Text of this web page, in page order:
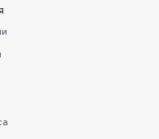
/ Класс защиты: I;
Металл; Ручка для
Тип